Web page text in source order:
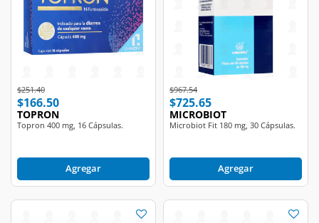
Price reduced from
$251.40to
$166.50
TOPRON
Topron 400 mg, 16 Cápsulas.
Agregar
Price reduced from
$967.54to
$725.65
MICROBIOT
Microbiot Fit 180 mg, 30 Cápsulas.
Agregar